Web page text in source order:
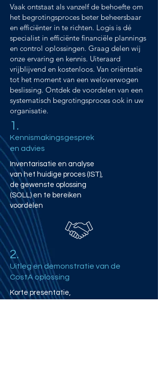
Vaak ontstaat als vanzelf de behoefte om
het begrotingsproces beter beheersbaar
en efficiënter in te richten. Logis is dé
specialist in efficiënte financiële plannings
en control oplossingen. Graag delen wij
onze ervaring en kennis. Uiteraard
vrijblijvend en kostenloos. Van oriëntatie
tot het moment van een weloverwogen
beslissing. Ontdek de voordelen van een
systematisch begrotingsproces ook in uw
organisatie.
1.
Kennismakingsgesprek
en advies
Inventarisatie en analyse
van het huidige proces (IST),
de gewenste oplossing
(SOLL) en te bereiken
voordelen
2.
Uitleg en demonstratie van de
CostA oplossing
Korte presentatie,